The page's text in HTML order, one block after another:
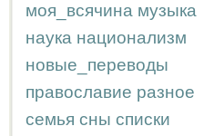
моя_всячина музыка
наука национализм
новые_переводы
православие разное
семья сны списки